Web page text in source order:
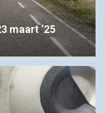
maart ’25